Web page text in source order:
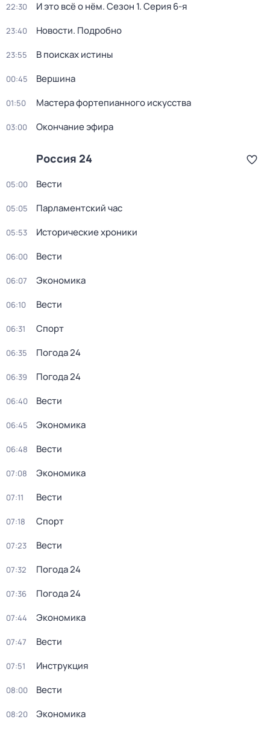
22:30 И это всё о нём. Сезон 1. Серия 6-я
23:40 Новости. Подробно
23:55 В поисках истины
00:45 Вершина
01:50 Мастера фортепианного искусства
03:00 Окончание эфира
Россия 24
05:00 Вести
05:05 Парламентский час
05:53 Исторические хроники
06:00 Вести
06:07 Экономика
06:10 Вести
06:31 Спорт
06:35 Погода 24
06:39 Погода 24
06:40 Вести
06:45 Экономика
06:48 Вести
07:08 Экономика
07:11 Вести
07:18 Спорт
07:23 Вести
07:32 Погода 24
07:36 Погода 24
07:44 Экономика
07:47 Вести
07:51 Инструкция
08:00 Вести
08:20 Экономика